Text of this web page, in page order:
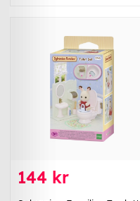
144 kr